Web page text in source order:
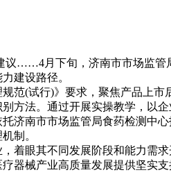
月下旬，济南市市场监管
建设路径。
(试行)》要求，聚焦产品上市
方法。通过开展实操教学，以
济南市市场监管局食药检测中
制。
眼其不同发展阶段和能力需
器械产业高质量发展提供坚实支